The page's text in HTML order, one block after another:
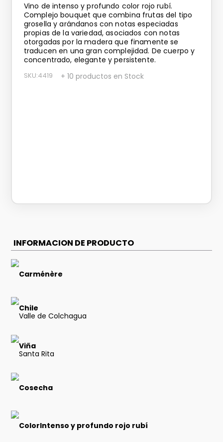
Vino de intenso y profundo color rojo rubí.
Complejo bouquet que combina frutas del tipo
grosella y arándanos con notas especiadas
propias de la variedad, asociados con notas
otorgadas por la madera que finamente se
traducen en una gran complejidad. De cuerpo y
concentrado, elegante y persistente.
SKU:4419 + 10 productos en Stock
INFORMACION DE PRODUCTO
Carménère
Chile
Valle de Colchagua
Viña
Santa Rita
Cosecha
ColorIntenso y profundo rojo rubí
bouchon
. reserva